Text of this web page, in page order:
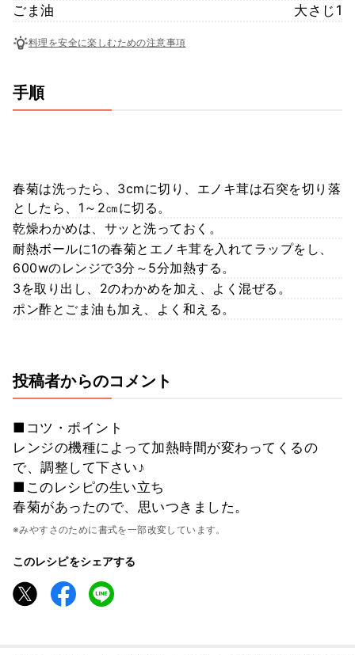
ごま油
大さじ1
料理を安全に楽しむための注意事項
手順
春菊は洗ったら、3cmに切り、エノキ茸は石突を切り落
としたら、1～2㎝に切る。
乾燥わかめは、サッと洗っておく。
耐熱ボールに1の春菊とエノキ茸を入れてラップをし、
600wのレンジで3分～5分加熱する。
3を取り出し、2のわかめを加え、よく混ぜる。
ポン酢とごま油も加え、よく和える。
投稿者からのコメント
■コツ・ポイント
レンジの機種によって加熱時間が変わってくるの
で、調整して下さい♪
■このレシピの生い立ち
春菊があったので、思いつきました。
※みやすさのために書式を一部改変しています。
このレシピをシェアする